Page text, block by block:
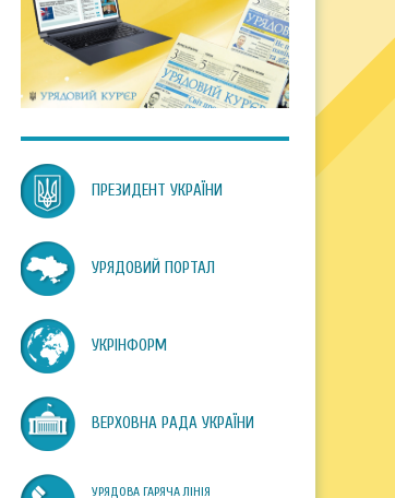
ПРЕЗИДЕНТ УКРАЇНИ
УРЯДОВИЙ ПОРТАЛ
УКРІНФОРМ
ВЕРХОВНА РАДА УКРАЇНИ
УРЯДОВА ГАРЯЧА ЛІНІЯ